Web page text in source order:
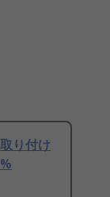
り付け